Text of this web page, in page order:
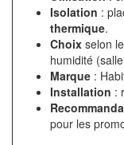
Isolation :
thermique.
Choix selon
humidité
Marque :
Installation :
pour les